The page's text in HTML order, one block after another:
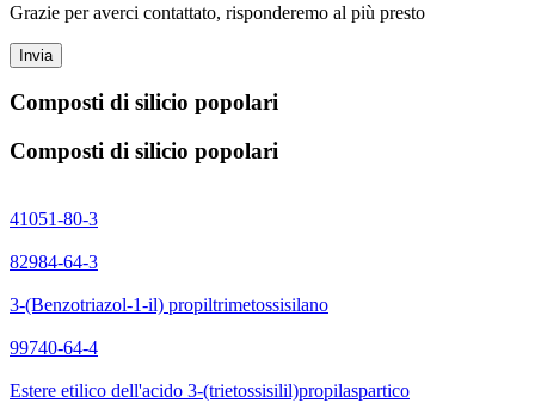
Grazie per averci contattato, risponderemo al più presto
Invia
Composti di silicio popolari
Composti di silicio popolari
41051-80-3
82984-64-3
3-(Benzotriazol-1-il) propiltrimetossisilano
99740-64-4
Estere etilico dell'acido 3-(trietossisilil)propilaspartico